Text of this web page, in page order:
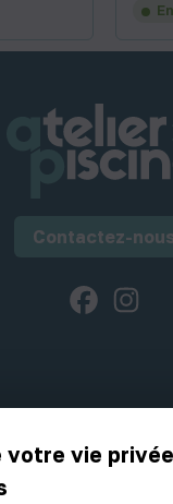
votre vie
Contactez-
Facebook
Piscine